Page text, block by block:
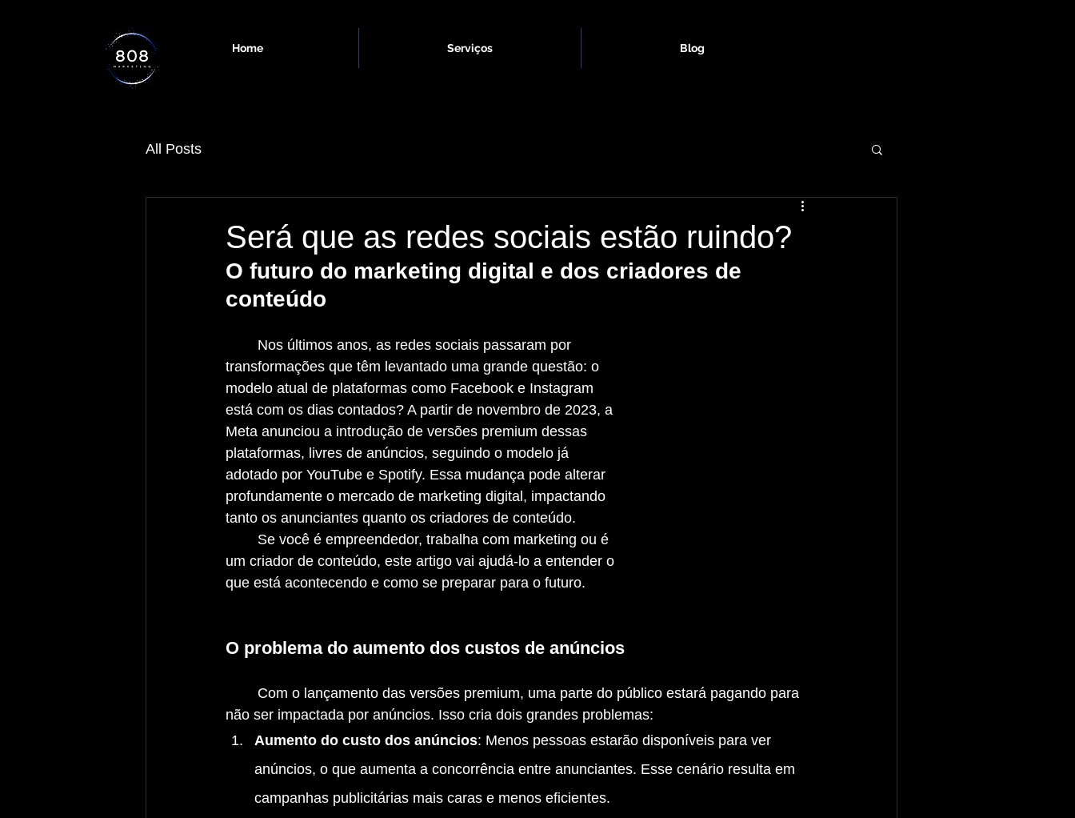
Home Serviços Blog
All Posts
Será que as redes sociais estão ruindo?
O futuro do marketing digital e dos criadores de
conteúdo
transformações que têm levantado uma grande questão: o
modelo atual de plataformas como Facebook e Instagram
está com os dias contados? A partir de novembro de 2023, a
Meta anunciou a introdução de versões premium dessas
plataformas, livres de anúncios, seguindo o modelo já
adotado por YouTube e Spotify. Essa mudança pode alterar
profundamente o mercado de marketing digital, impactando
tanto os anunciantes quanto os criadores de conteúdo.
um criador de conteúdo, este artigo vai ajudá-lo a entender o
que está acontecendo e como se preparar para o futuro.
O problema do aumento dos custos de anúncios
não ser impactada por anúncios. Isso cria dois grandes problemas:
Aumento do custo dos anúncios: Menos pessoas estarão disponíveis para ver
anúncios, o que aumenta a concorrência entre anunciantes. Esse cenário resulta em
campanhas publicitárias mais caras e menos eficientes.